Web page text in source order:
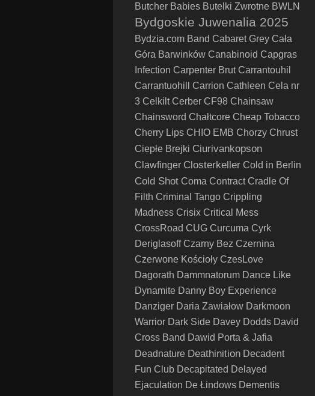
Butcher Babies Butelki Zwrotne BWLN
Bydgoskie Juwenalia 2025
Bydzia.com Band Cabaret Grey Cała
Góra Barwinków Canabinoid Capgras
Infection Carpenter Brut Carrantouhil
Carrantuohill
Carrion Cathleen Cela nr
3 Celkilt Cerber CF98 Chainsaw
Chainsword Chałtcore Cheap Tobacco
Cherry Lips CHIO EMB Chorzy Chrust
Ciepłe Brejki Ciurivankopson
Clawfinger Closterkeller Cold in Berlin
Cold Shot Coma Contract Cradle Of
Filth Criminal Tango Crippling
Madness Crisix Critical Mess
CrossRoad CUG Curcuma Cyrk
Deriglasoff Czarny Bez Czernina
Czerwone Kościoły CzesLove
Dagorath Dammnatorum Dance Like
Dynamite Danny Boy Experience
Danziger Daria Zawiałow Darkmoon
Warrior Dark Side Davey Dodds David
Cross Band Dawid Porta & Jafia
Deadnature Deathinition Decadent
Fun Club Decapitated Delayed
Ejaculation De Łindows Dementis